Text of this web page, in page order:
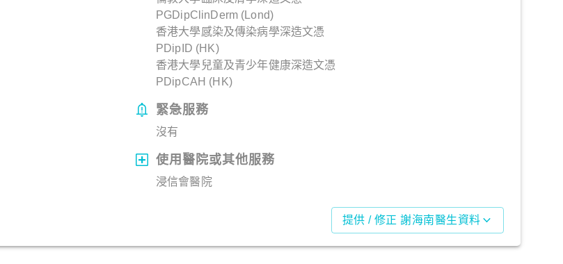
PGDipClinDerm (Lond)
香港大學感染及傳染病學深造文憑
PDipID (HK)
香港大學兒童及青少年健康深造文憑
PDipCAH (HK)
緊急服務
沒有
使用醫院或其他服務
浸信會醫院
提供 / 修正 謝海南醫生資料